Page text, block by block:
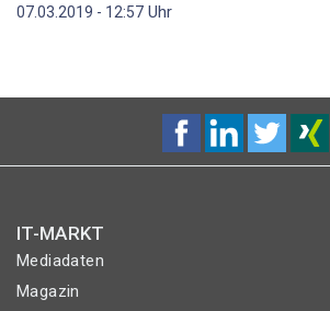
07.03.2019 - 12:57 Uhr
IT-MARKT
Mediadaten
Magazin